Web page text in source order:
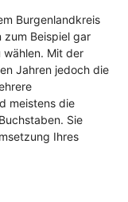
Burgenlandkreis
zum Beispiel gar
wählen. Mit der
Jahren jedoch die
meistens die
Sie
Ihres